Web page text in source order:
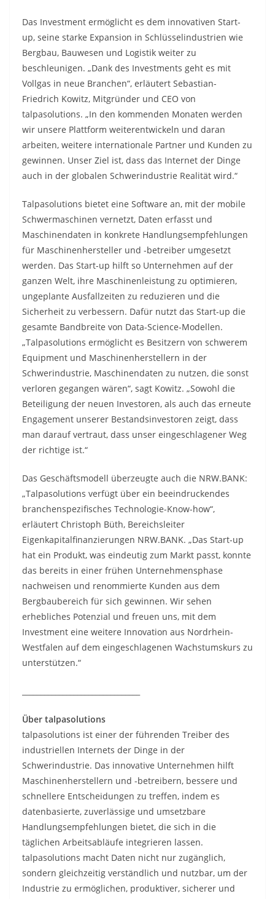
Das Investment ermöglicht es dem innovativen Start-
up, seine starke Expansion in Schlüsselindustrien wie
Bergbau, Bauwesen und Logistik weiter zu
beschleunigen. „Dank des Investments geht es mit
Vollgas in neue Branchen“, erläutert Sebastian-
Friedrich Kowitz, Mitgründer und CEO von
talpasolutions. „In den kommenden Monaten werden
wir unsere Plattform weiterentwickeln und daran
arbeiten, weitere internationale Partner und Kunden zu
gewinnen. Unser Ziel ist, dass das Internet der Dinge
auch in der globalen Schwerindustrie Realität wird.“
Talpasolutions bietet eine Software an, mit der mobile
Schwermaschinen vernetzt, Daten erfasst und
Maschinendaten in konkrete Handlungsempfehlungen
für Maschinenhersteller und -betreiber umgesetzt
werden. Das Start-up hilft so Unternehmen auf der
ganzen Welt, ihre Maschinenleistung zu optimieren,
ungeplante Ausfallzeiten zu reduzieren und die
Sicherheit zu verbessern. Dafür nutzt das Start-up die
gesamte Bandbreite von Data-Science-Modellen.
„Talpasolutions ermöglicht es Besitzern von schwerem
Equipment und Maschinenherstellern in der
Schwerindustrie, Maschinendaten zu nutzen, die sonst
verloren gegangen wären“, sagt Kowitz. „Sowohl die
Beteiligung der neuen Investoren, als auch das erneute
Engagement unserer Bestandsinvestoren zeigt, dass
man darauf vertraut, dass unser eingeschlagener Weg
der richtige ist.“
Das Geschäftsmodell überzeugte auch die NRW.BANK:
„Talpasolutions verfügt über ein beeindruckendes
branchenspezifisches Technologie-Know-how“,
erläutert Christoph Büth, Bereichsleiter
Eigenkapitalfinanzierungen NRW.BANK. „Das Start-up
hat ein Produkt, was eindeutig zum Markt passt, konnte
das bereits in einer frühen Unternehmensphase
nachweisen und renommierte Kunden aus dem
Bergbaubereich für sich gewinnen. Wir sehen
erhebliches Potenzial und freuen uns, mit dem
Investment eine weitere Innovation aus Nordrhein-
Westfalen auf dem eingeschlagenen Wachstumskurs zu
unterstützen.“
Über talpasolutions
talpasolutions ist einer der führenden Treiber des
industriellen Internets der Dinge in der
Schwerindustrie. Das innovative Unternehmen hilft
Maschinenherstellern und -betreibern, bessere und
schnellere Entscheidungen zu treffen, indem es
datenbasierte, zuverlässige und umsetzbare
Handlungsempfehlungen bietet, die sich in die
täglichen Arbeitsabläufe integrieren lassen.
talpasolutions macht Daten nicht nur zugänglich,
sondern gleichzeitig verständlich und nutzbar, um der
Industrie zu ermöglichen, produktiver, sicherer und